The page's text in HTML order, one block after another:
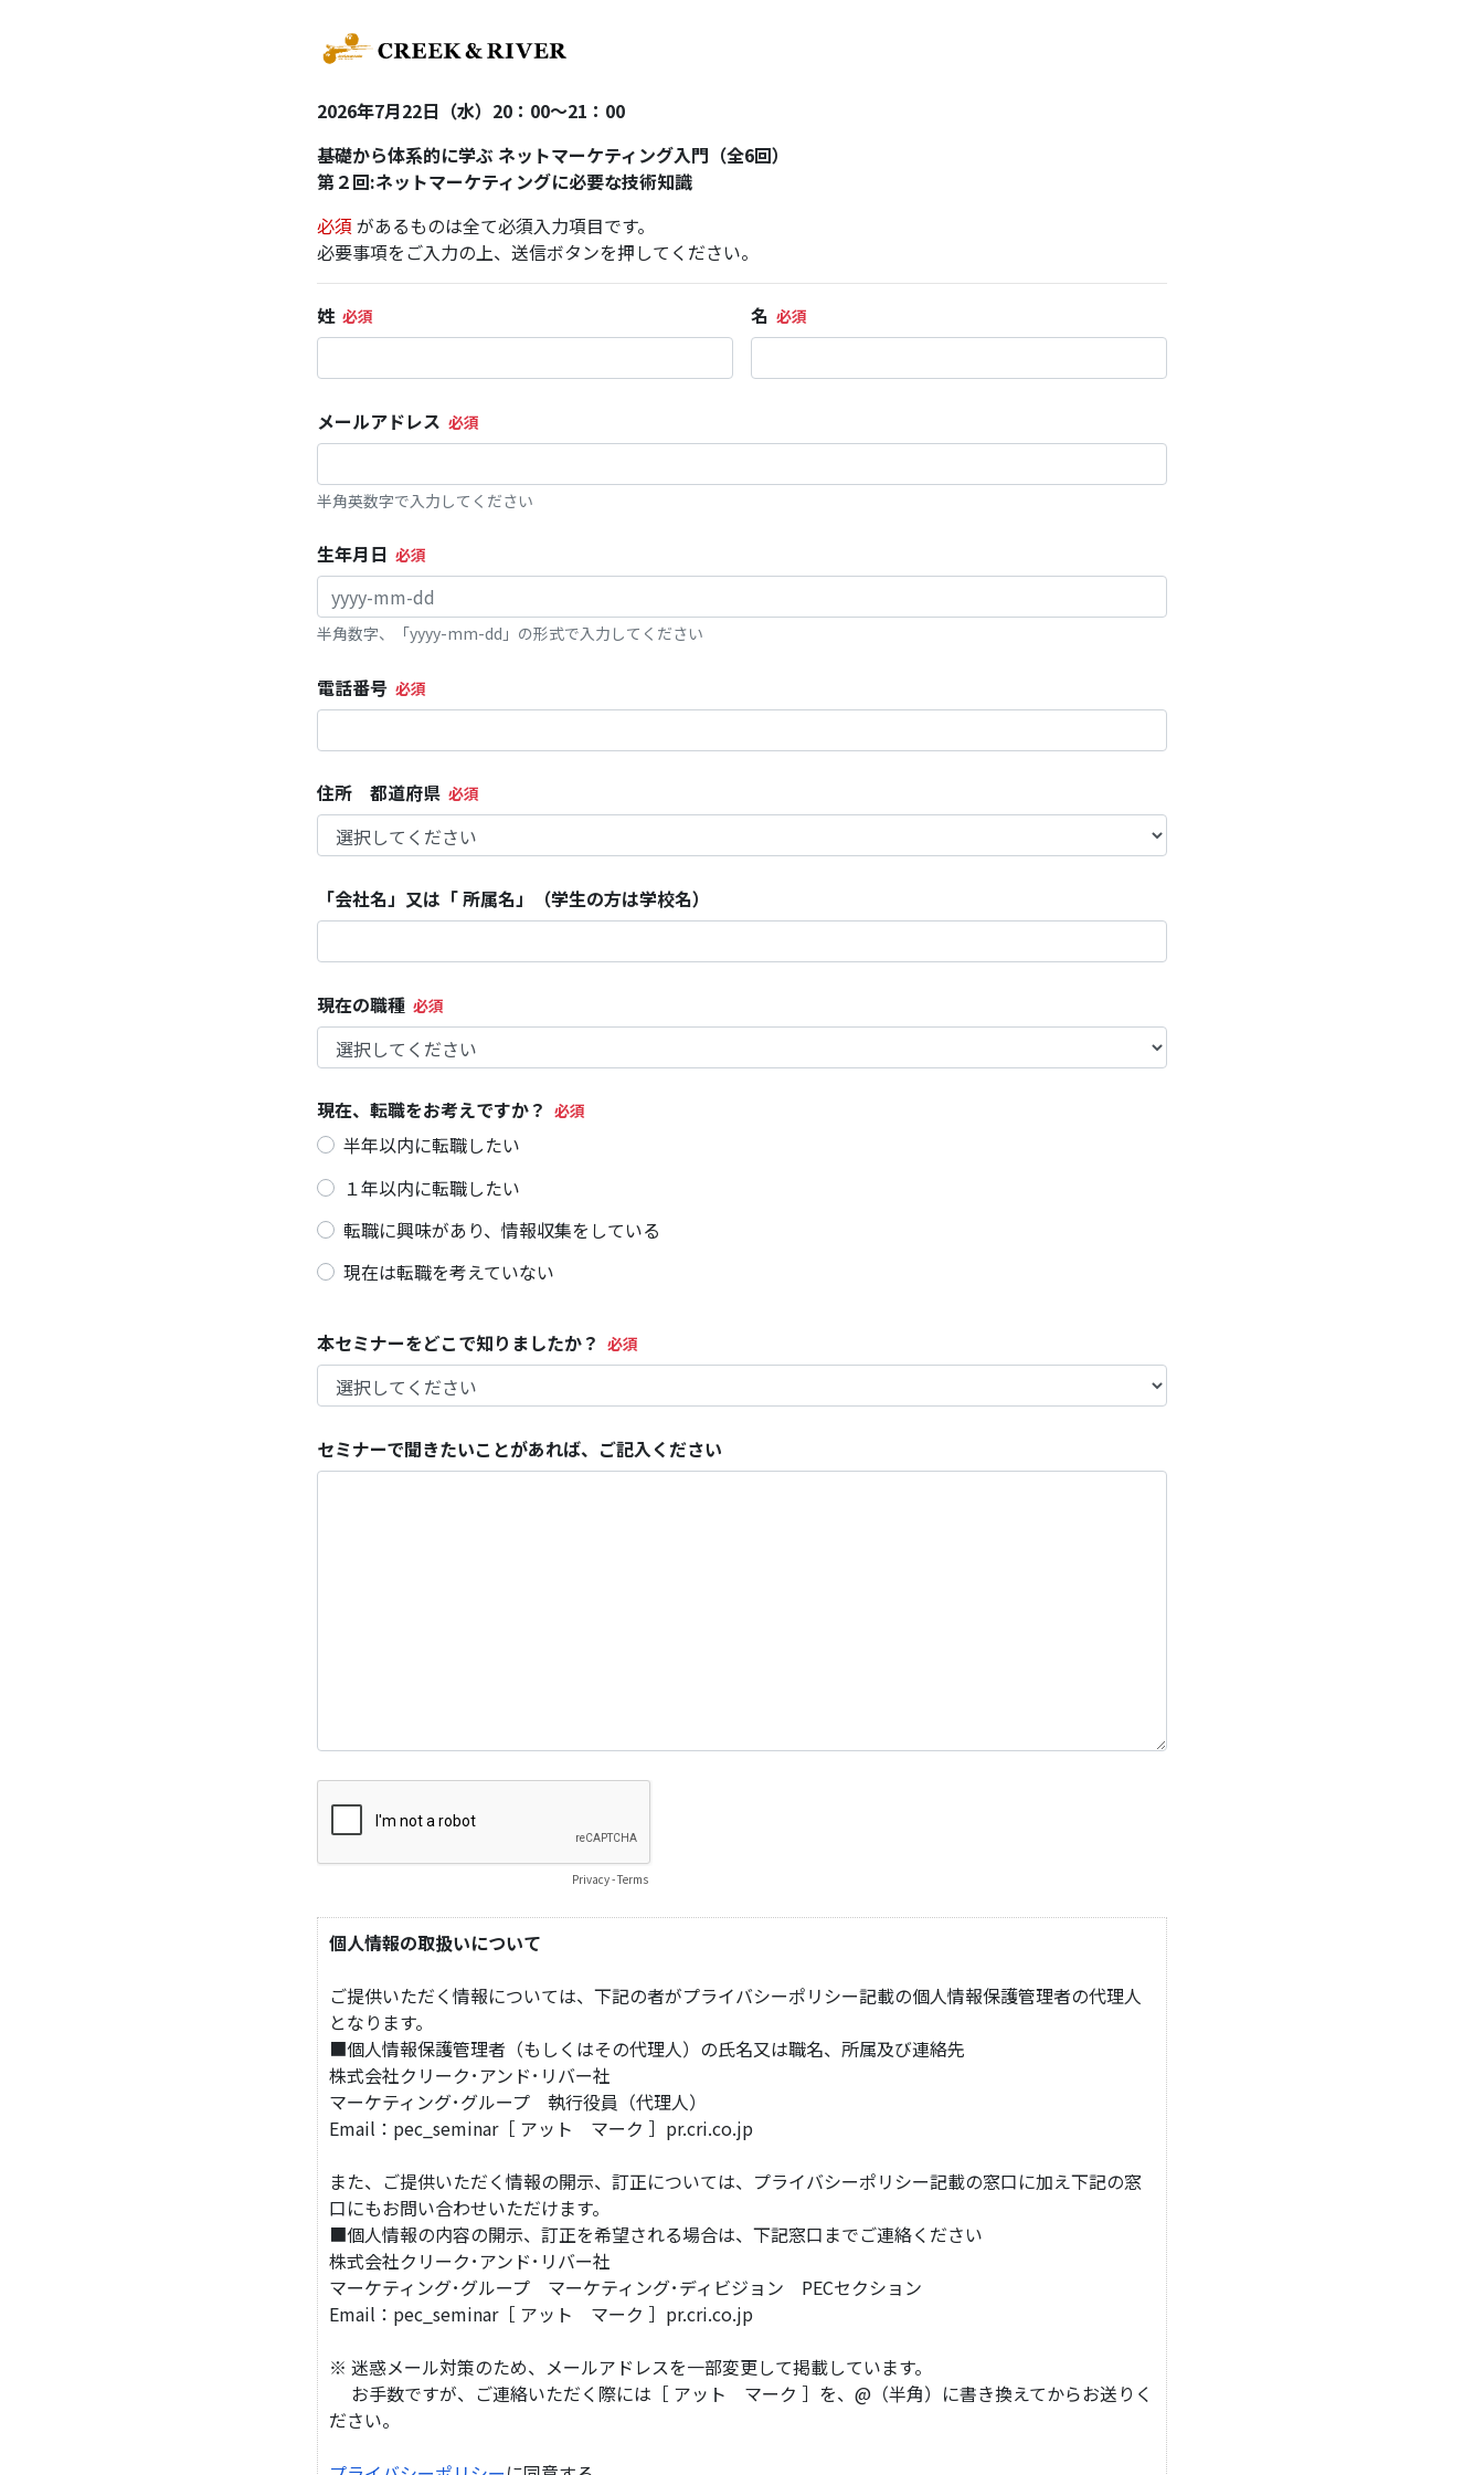
2026年7月22日（水）20：00～21：00
基礎から体系的に学ぶ ネットマーケティング入門（全6回）
第２回:ネットマーケティングに必要な技術知識
必須 があるものは全て必須入力項目です。
必要事項をご入力の上、送信ボタンを押してください。
姓 名
メールアドレス
半角英数字で入力してください
生年月日
半角数字、「yyyy-mm-dd」の形式で入力してください
電話番号
住所 都道府県
「会社名」又は「 所属名」（学生の方は学校名）
現在の職種
現在、転職をお考えですか？
半年以内に転職したい
１年以内に転職したい
転職に興味があり、情報収集をしている
現在は転職を考えていない
本セミナーをどこで知りましたか？
セミナーで聞きたいことがあれば、ご記入ください
Privacy-Terms
個人情報の取扱いについて
ご提供いただく情報については、下記の者がプライバシーポリシー記載の個人情報保護管理者の代理人
となります。
■個人情報保護管理者（もしくはその代理人）の氏名又は職名、所属及び連絡先
株式会社クリーク･アンド･リバー社
マーケティング･グループ 執行役員（代理人）
Email：pec_seminar［ アット マーク ］pr.cri.co.jp
また、ご提供いただく情報の開示、訂正については、プライバシーポリシー記載の窓口に加え下記の窓
口にもお問い合わせいただけます。
■個人情報の内容の開示、訂正を希望される場合は、下記窓口までご連絡ください
株式会社クリーク･アンド･リバー社
マーケティング･グループ マーケティング･ディビジョン PECセクション
Email：pec_seminar［ アット マーク ］pr.cri.co.jp
※ 迷惑メール対策のため、メールアドレスを一部変更して掲載しています。
お手数ですが、ご連絡いただく際には［ アット マーク ］を、@（半角）に書き換えてからお送りく
ださい。